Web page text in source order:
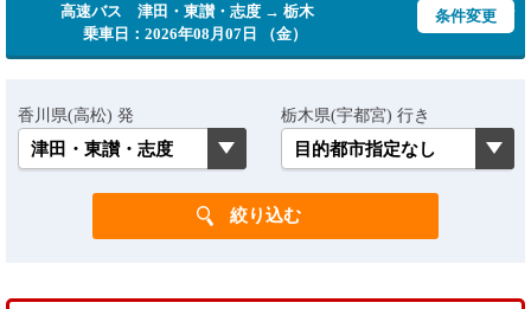
高速バス 津田・東讃・志度 → 栃木
乗車日：2026年08月07日 （金）
条件変更
香川県(高松) 発 栃木県(宇都宮) 行き